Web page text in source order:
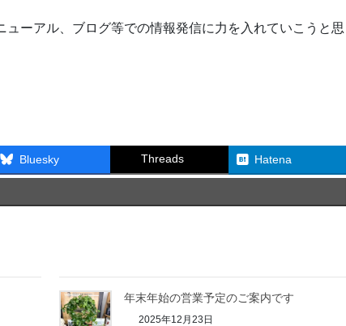
ーアル、ブログ等での情報発信に力を入れていこうと思
Bluesky Threads Hatena
年末年始の営業予定のご案内です
2025年12月23日